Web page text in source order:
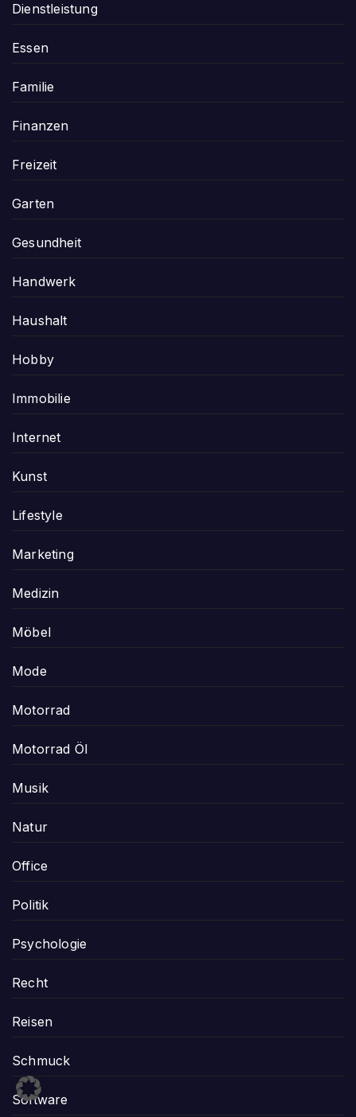
Dienstleistung
Essen
Familie
Finanzen
Freizeit
Garten
Gesundheit
Handwerk
Haushalt
Hobby
Immobilie
Internet
Kunst
Lifestyle
Marketing
Medizin
Möbel
Mode
Motorrad
Motorrad Öl
Musik
Natur
Office
Politik
Psychologie
Recht
Reisen
Schmuck
Software